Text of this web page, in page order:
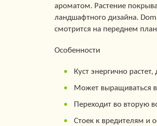
ароматом. Растение
ландшафтного дизайна.
смотрится на переднем
Особенности
Куст энергично
Может выращиваться
Переходит во вторую
Стоек к вредителям и